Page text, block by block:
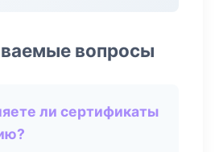
вопросы
ли сертификаты